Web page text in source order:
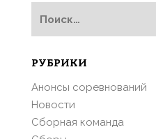
РУБРИКИ
Анонсы соревнований
Новости
Сборная команда